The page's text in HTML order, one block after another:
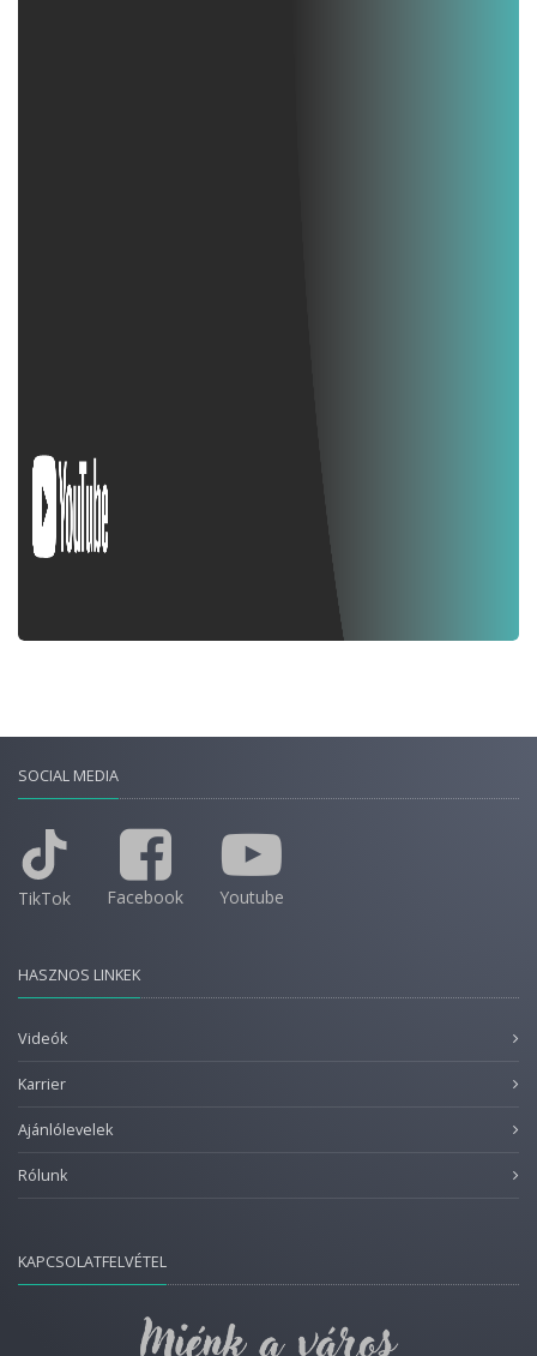
SOCIAL MEDIA
TikTok Facebook Youtube
HASZNOS LINKEK
Videók
Karrier
Ajánlólevelek
Rólunk
KAPCSOLATFELVÉTEL